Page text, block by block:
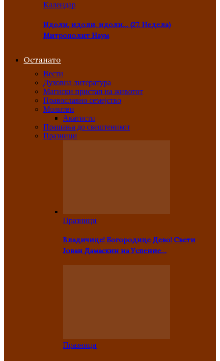
Kалендар
Идоли, идоли, идоли… (27. Недела)
Митрополит Наум
Останато
Вести
Духовна литература
Магиски пристап на животот
Православно семејство
Молитви
Акатисти
Прашања до свештеникот
Празници
Празници
Владичице! Богородице Дево! Свети
Јован Дамаскин на Успение…
Празници